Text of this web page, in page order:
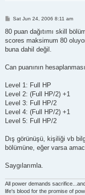
P
s
Sat Jun 24, 2006 8:11 am
80 puan dağıtımı skill
scores maksimum 80
buna dahil değil.
Can puanının
Level 1: Full HP
Level 2: (Full HP/2) +1
Level 3: Full HP/2
Level 4: (Full HP/2) +1
Level 5: Full HP/2
Dış görünüşü, kişiliği vb
bölümüne, eğer varsa
Saygılarımla.
All power demands
life's blood for the promise of